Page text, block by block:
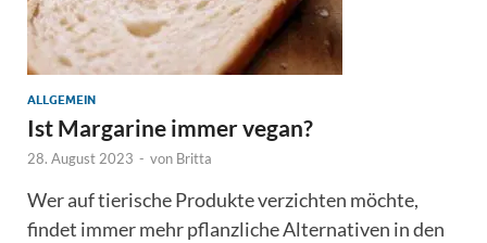
ALLGEMEIN
Ist Margarine immer vegan?
28. August 2023 - von Britta
Wer auf tierische Produkte verzichten möchte,
findet immer mehr pflanzliche Alternativen in den